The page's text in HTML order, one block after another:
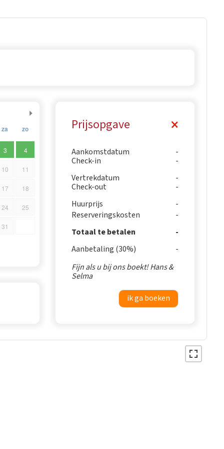
za zo
3 4
10 11
17 18
24 25
31
Prijsopgave
Aankomstdatum
Check-in
Vertrekdatum
Check-out
Huurprijs
Reserveringskosten
Totaal te betalen
Aanbetaling (30%)
Fijn als u bij ons boekt! Hans &
Selma
ik ga boeken